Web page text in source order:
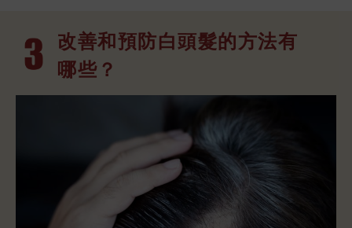
改善和預防白頭髮的方法有
哪些？